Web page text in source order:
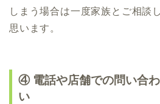
しまう場合は一度家族とご相談
思います。
④ 電話や店舗での問い合
い